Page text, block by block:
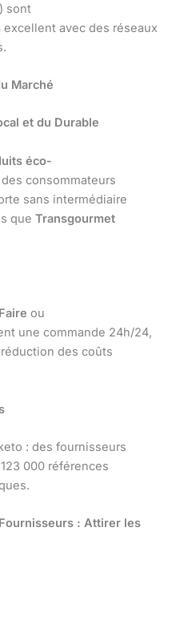
sont
excellent avec des réseaux
Marché
et du Durable
éco-
consommateurs
sans intermédiaire
que Transgourmet
Faire ou
une commande 24h/24,
des coûts
: des fournisseurs
000 références
: Attirer les